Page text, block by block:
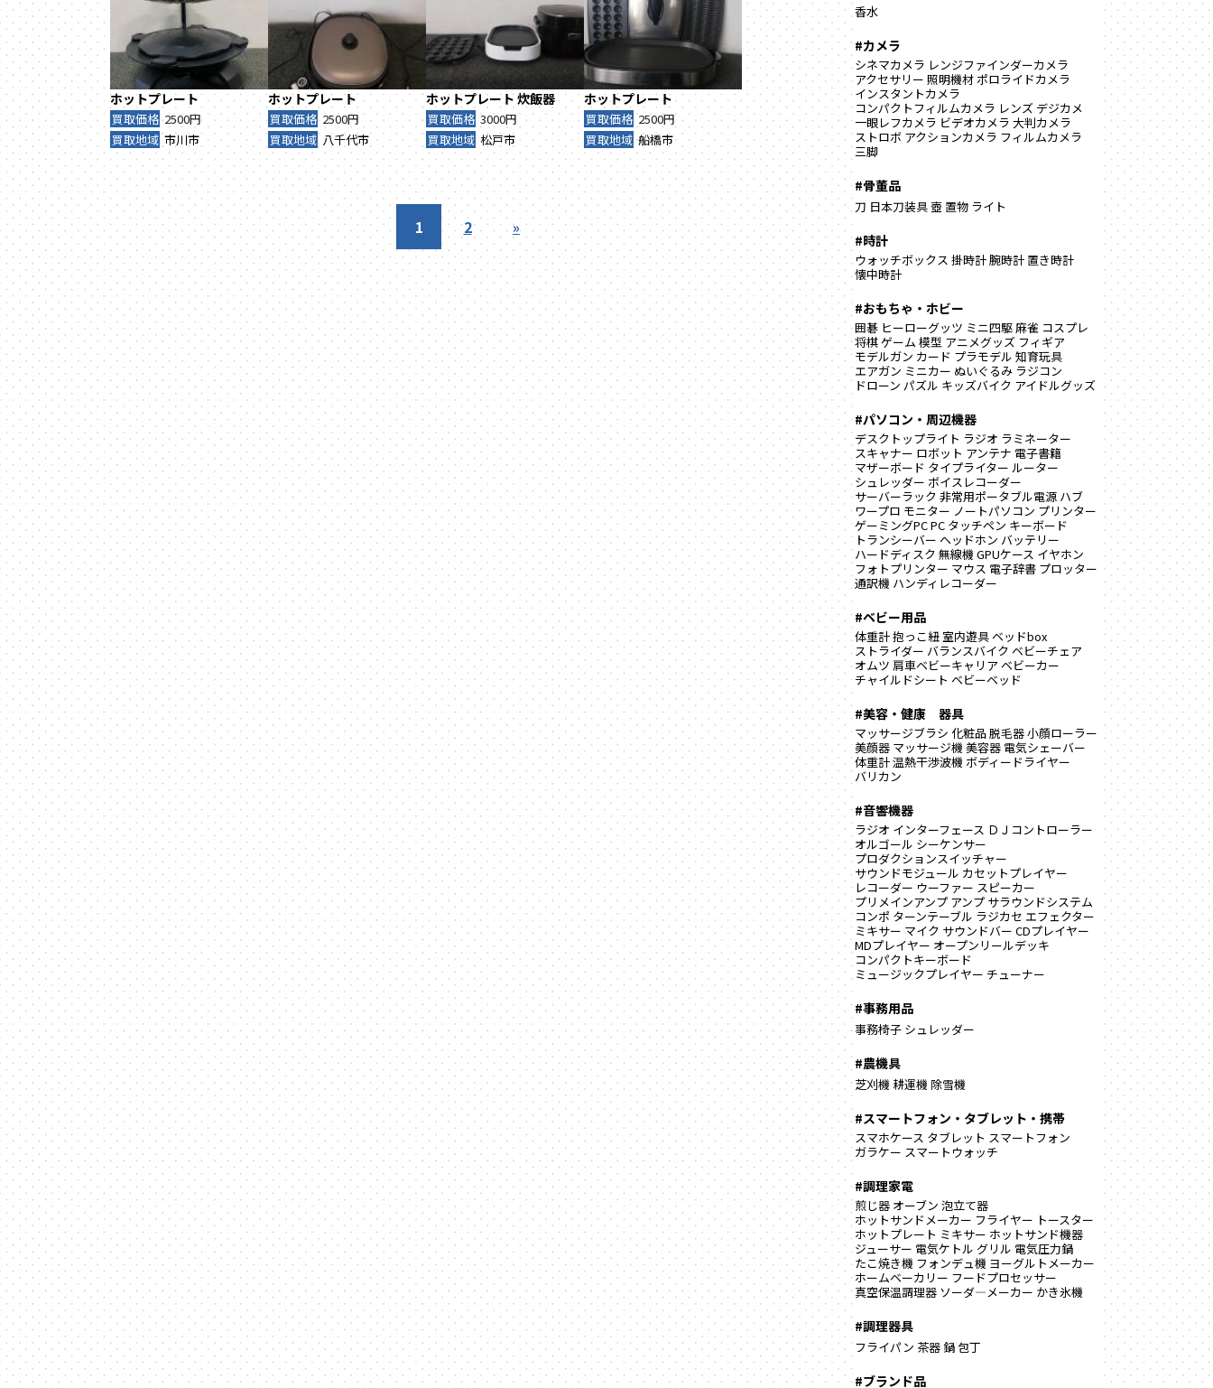
ホットプレート
買取価格 2500円
買取地域 市川市
ホットプレート
買取価格 2500円
買取地域 八千代市
ホットプレート炊飯器
買取価格 3000円
買取地域 松戸市
ホットプレート
買取価格 2500円
買取地域 船橋市
1 2 »
香水
#カメラ
シネマカメラ レンジファインダーカメラ
アクセサリー 照明機材 ポロライドカメラ
インスタントカメラ
コンパクトフィルムカメラ レンズ デジカメ
一眼レフカメラ ビデオカメラ 大判カメラ
ストロボ アクションカメラ フィルムカメラ
三脚
#骨董品
刀 日本刀装具壺 置物 ライト
#時計
ウォッチボックス 掛時計腕時計 置き時計
懐中時計
#おもちゃ・ホビー
囲碁 ヒーローグッツ ミニ四駆麻雀 コスプレ
将棋ゲーム 模型 アニメグッズ フィギア
モデルガン カード プラモデル 知育玩具
エアガン ミニカー ぬいぐるみ ラジコン
ドローン パズル キッズバイク アイドルグッズ
#パソコン・周辺機器
デスクトップライト ラジオ ラミネーター
スキャナー ロボット アンテナ 電子書籍
マザーボード タイプライター ルーター
シュレッダー ボイスレコーダー
サーバーラック 非常用ポータブル電源 ハブ
ワープロ モニター ノートパソコン プリンター
ゲーミングPCPC タッチペン キーボード
トランシーバー ヘッドホン バッテリー
ハードディスク 無線機GPUケース イヤホン
フォトプリンター マウス 電子辞書 プロッター
通訳機 ハンディレコーダー
#ベビー用品
体重計抱っこ紐室内遊具 ベッドbox
ストライダー バランスバイク ベビーチェア
オムツ 肩車ベビーキャリア ベビーカー
チャイルドシート ベビーベッド
#美容・健康 器具
マッサージブラシ 化粧品脱毛器小顔ローラー
美顔器 マッサージ機美容器 電気シェーバー
体重計温熱干渉波機 ボディードライヤー
バリカン
#音響機器
ラジオ インターフェース ＤＪコントローラー
オルゴール シーケンサー
プロダクションスイッチャー
サウンドモジュール カセットプレイヤー
レコーダー ウーファー スピーカー
プリメインアンプ アンプ サラウンドシステム
コンポ ターンテーブル ラジカセ エフェクター
ミキサー マイク サウンドバー CDプレイヤー
MDプレイヤー オープンリールデッキ
コンパクトキーボード
ミュージックプレイヤー チューナー
#事務用品
事務椅子 シュレッダー
#農機具
芝刈機耕運機 除雪機
#スマートフォン・タブレット・携帯
スマホケース タブレット スマートフォン
ガラケー スマートウォッチ
#調理家電
煎じ器 オーブン 泡立て器
ホットサンドメーカー フライヤー トースター
ホットプレート ミキサー ホットサンド機器
ジューサー 電気ケトル グリル 電気圧力鍋
たこ焼き機 フォンデュ機 ヨーグルトメーカー
ホームベーカリー フードプロセッサー
真空保温調理器 ソーダ―メーカー かき氷機
#調理器具
フライパン 茶器鍋包丁
#ブランド品